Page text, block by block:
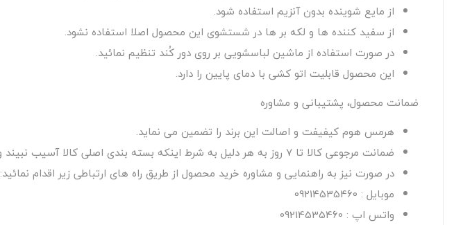
از مایع شوینده بدون آنزیم استفاده شود.
از سفید کننده ها و لکه بر ها در شستشوی این محصول اصلا استفاده نشود.
در صورت استفاده از ماشین لباسشویی بر روی دور کُند تنظیم نمائید.
این محصول قابلیت اتو کشی با دمای پایین را دارد.
ضمانت محصول، پشتیبانی و مشاوره
هرمس هوم کیفیفت و اصالت این برند را تضمین می نماید.
ضمانت مرجوعی کالا تا 7 روز به هر دلیل به شرط اینکه بسته بندی اصلی کالا آسیب نبیند و از محتویات آن استفاده نشده باشد.
در صورت نیز به راهنمایی و مشاوره خرید محصول از طریق راه های ارتباطی زیر اقدام نمائید:
موبایل : 09214535460
واتس اپ : 09214535460